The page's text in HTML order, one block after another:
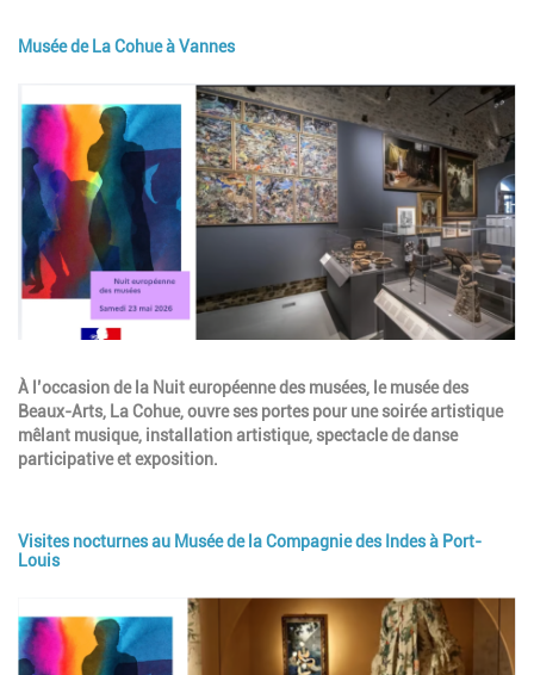
Musée de La Cohue à Vannes
Description
À l’occasion de la Nuit européenne des musées, le musée des
Beaux-Arts, La Cohue, ouvre ses portes pour une soirée artistique
mêlant musique, installation artistique, spectacle de danse
participative et exposition.
Visites nocturnes au Musée de la Compagnie des Indes à Port-
Louis